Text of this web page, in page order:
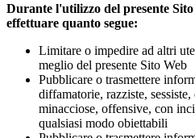
Durante l'utilizzo del presente
effettuare quanto segue:
Limitare o impedire ad altri
meglio del presente Sito Web
Pubblicare o trasmettere
diffamatorie, razziste,
minacciose, offensive, con
qualsiasi modo obiettabili